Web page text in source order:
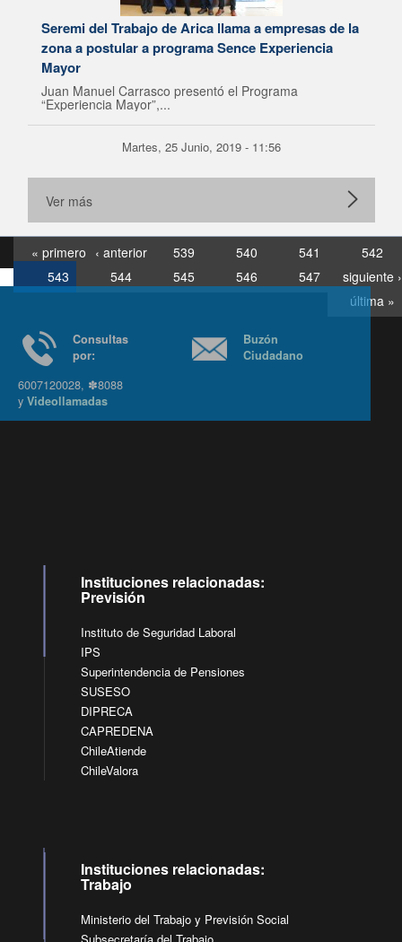
Seremi del Trabajo de Arica llama a empresas de la
zona a postular a programa Sence Experiencia
Mayor
Juan Manuel Carrasco presentó el Programa
“Experiencia Mayor”,...
Martes, 25 Junio, 2019 - 11:56
Ver más
« primero ‹ anterior 539 540 541
542
543
544 545 546 547
siguiente ›
última »
Consultas
6007120028, ✽8088
yVideollamadas
Buzón
Ciudadano
Instituciones relacionadas:
Previsión
Instituto de Seguridad Laboral
IPS
Superintendencia de Pensiones
SUSESO
DIPRECA
CAPREDENA
ChileAtiende
ChileValora
Instituciones relacionadas:
Trabajo
Ministerio del Trabajo y Previsión Social